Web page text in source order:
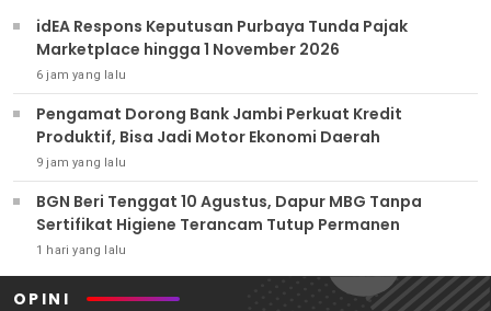
idEA Respons Keputusan Purbaya Tunda Pajak
Marketplace hingga 1 November 2026
6 jam yang lalu
Pengamat Dorong Bank Jambi Perkuat Kredit
Produktif, Bisa Jadi Motor Ekonomi Daerah
9 jam yang lalu
BGN Beri Tenggat 10 Agustus, Dapur MBG Tanpa
Sertifikat Higiene Terancam Tutup Permanen
1 hari yang lalu
OPINI